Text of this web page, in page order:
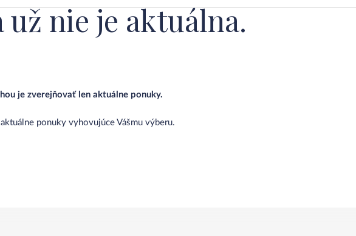
nie je aktuálna.
je zverejňovať len aktuálne ponuky.
ponuky vyhovujúce Vášmu výberu.